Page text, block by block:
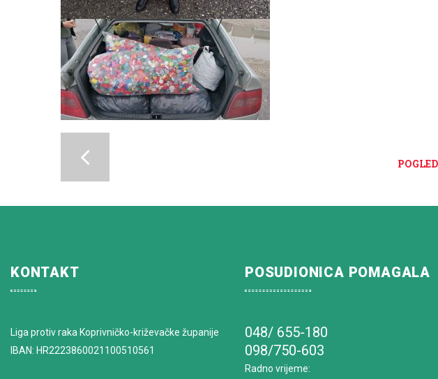
KONTAKT
Liga protiv raka Koprivničko-križevačke županije
IBAN: HR2223860021100510561
POSUDIONICA POMAGALA
048/ 655-180
098/750-603
Radno vrijeme: